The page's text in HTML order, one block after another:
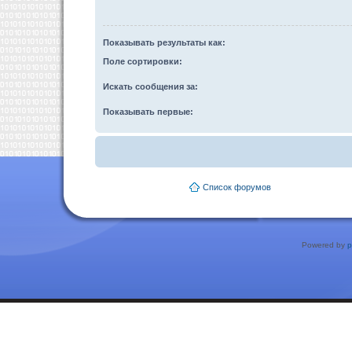
Показывать результаты как:
Поле сортировки:
Искать сообщения за:
Показывать первые:
Список форумов
Powered by